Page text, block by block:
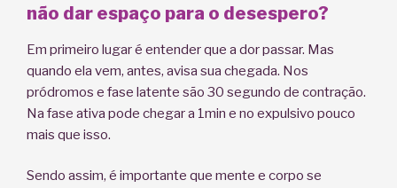
não dar espaço para o desespero?
Em primeiro lugar é entender que a dor passar. Mas
quando ela vem, antes, avisa sua chegada. Nos
pródromos e fase latente são 30 segundo de contração.
Na fase ativa pode chegar a 1min e no expulsivo pouco
mais que isso.
Sendo assim, é importante que mente e corpo se